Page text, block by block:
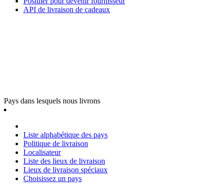
API de livraison de cadeaux
Pays dans lesquels nous livrons
Liste alphabétique des pays
Politique de livraison
Localisateur
Liste des lieux de livraison
Lieux de livraison spéciaux
Choisissez un pays